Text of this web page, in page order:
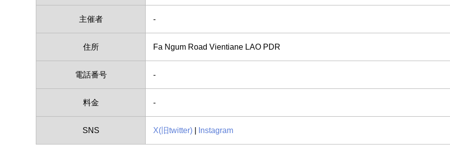
主催者 -
住所 Fa Ngum Road Vientiane LAO PDR
電話番号 -
料金 -
SNS X(旧twitter) Instagram